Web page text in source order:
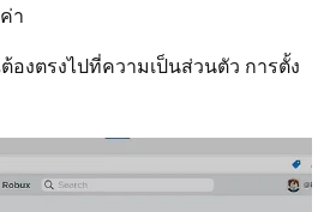
า
งตรงไปที่ความเป็นส่วนตัว การตั้ง